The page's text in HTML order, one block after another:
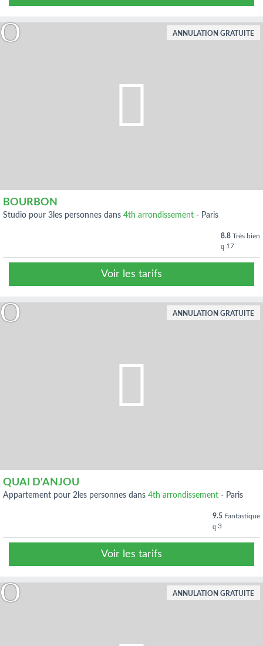
BOURBON
studio pour 3les personnes dans 4th arrondissement - Paris
8.8 Très bien
17
Voir les tarifs
ANNULATION GRATUITE
QUAI D'ANJOU
appartement pour 2les personnes dans 4th arrondissement - Paris
9.5 Fantastique
3
Voir les tarifs
ANNULATION GRATUITE
ANNULATION GRATUITE